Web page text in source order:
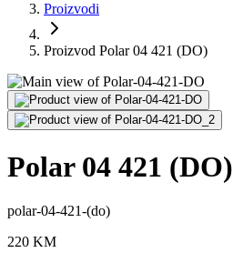
Proizvodi
Proizvod Polar 04 421 (DO)
Polar 04 421 (DO)
polar-04-421-(do)
220 KM